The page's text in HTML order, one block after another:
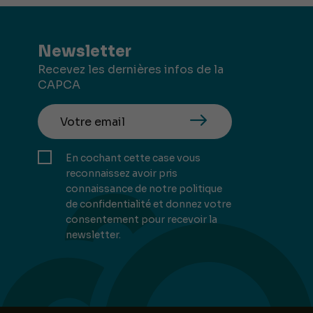
Newsletter
Recevez les dernières infos de la
CAPCA
En cochant cette case vous
reconnaissez avoir pris
connaissance de notre politique
de confidentialité et donnez votre
consentement pour recevoir la
newsletter.